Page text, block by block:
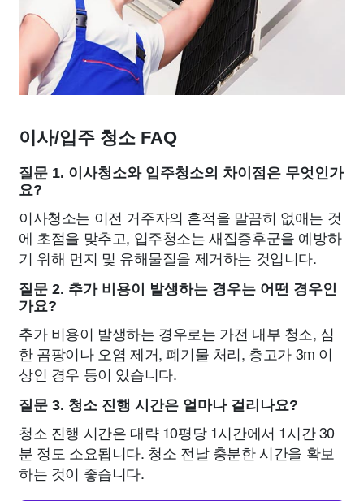
이사/입주 청소 FAQ
질문 1. 이사청소와 입주청소의 차이점은 무엇인가
요?
이사청소는 이전 거주자의 흔적을 말끔히 없애는 것
에 초점을 맞추고, 입주청소는 새집증후군을 예방하
기 위해 먼지 및 유해물질을 제거하는 것입니다.
질문 2. 추가 비용이 발생하는 경우는 어떤 경우인
가요?
추가 비용이 발생하는 경우로는 가전 내부 청소, 심
한 곰팡이나 오염 제거, 폐기물 처리, 층고가 3m 이
상인 경우 등이 있습니다.
질문 3. 청소 진행 시간은 얼마나 걸리나요?
청소 진행 시간은 대략 10평당 1시간에서 1시간 30
분 정도 소요됩니다. 청소 전날 충분한 시간을 확보
하는 것이 좋습니다.